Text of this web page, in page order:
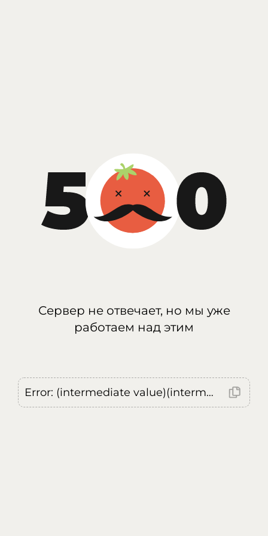
Сервер не отвечает, но мы уже
работаем над этим
Error: (intermediate value)(intermediate value)(intermediate value).replaceAll is not a function